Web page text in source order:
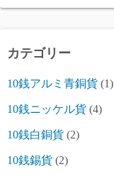
カテゴリー
10銭アルミ青銅貨 (1)
10銭ニッケル貨 (4)
10銭白銅貨 (2)
10銭錫貨 (2)